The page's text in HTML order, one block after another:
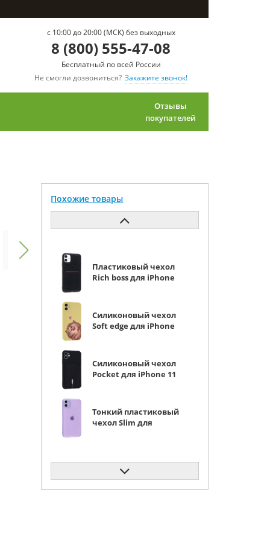
c 10:00 до 20:00 (МСК) без выходных
8 (800) 555-47-08
Бесплатный по всей России
Не смогли дозвониться? Закажите звонок!
Отзывы
покупателей
Похожие товары
Пластиковый чехол
Rich boss для iPhone
Силиконовый чехол
Soft edge для iPhone
Силиконовый чехол
Pocket для iPhone 11
Тонкий пластиковый
чехол Slim для
Защитное стекло
КейсБерри SD для
iPhone 11 черное